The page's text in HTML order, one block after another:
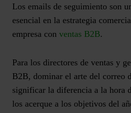
Los emails de seguimiento son
esencial en la estrategia
empresa con ventas B2B.
Para los directores de ventas y
B2B, dominar el arte del correo
significar la diferencia a la hora
los acerque a los objetivos del